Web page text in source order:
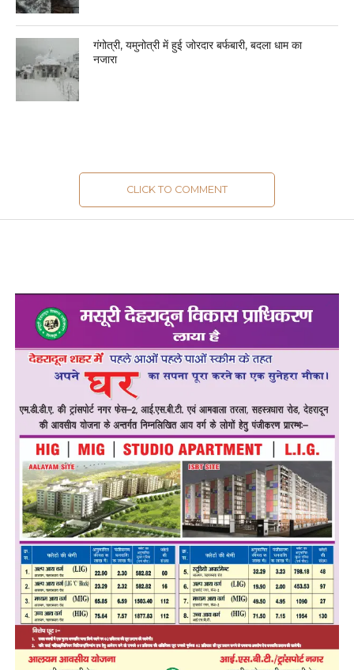
गंगोत्री, यमुनोत्री में हुई जोरदार बर्फबारी, बदला धाम का
नजारा
CLICK TO COMMENT